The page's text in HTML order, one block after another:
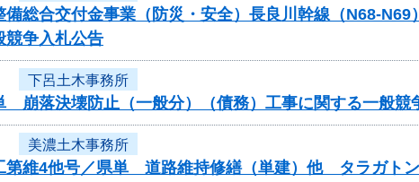
総合交付金事業（防災・安全）長良川幹線（N68-N69
競争入札公告
下呂土木事務所
崩落決壊防止（一般分）（債務）工事に関する一般競
美濃土木事務所
第維4他号／県単 道路維持修繕（単建）他 タラガト